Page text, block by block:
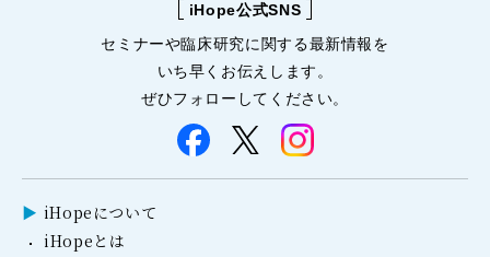
iHope公式SNS
セミナーや臨床研究に関する最新情報を
いち早くお伝えします。
ぜひフォローしてください。
iHopeについて
iHopeとは